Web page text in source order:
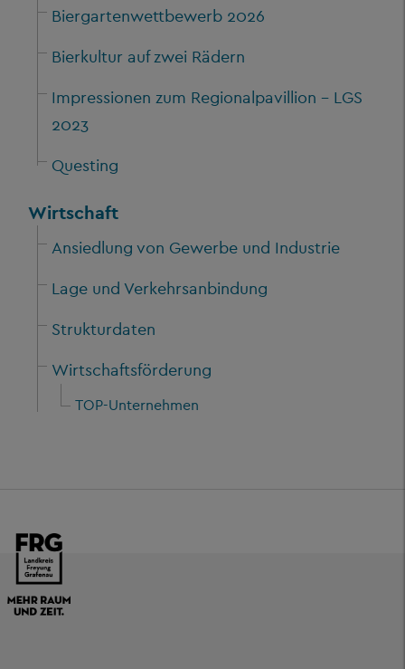
Biergartenwettbewerb 2026
Bierkultur auf zwei Rädern
Impressionen zum Regionalpavillion - LGS
2023
Questing
Wirtschaft
Ansiedlung von Gewerbe und Industrie
Lage und Verkehrsanbindung
Strukturdaten
Wirtschaftsförderung
TOP-Unternehmen